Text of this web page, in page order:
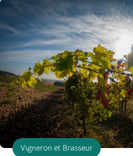
Vigneron et Brasseur
Le Domaine de la Tucayne : un
vivant